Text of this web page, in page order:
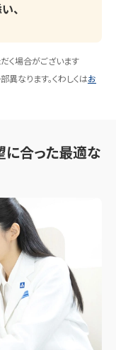
、
く場合がございます
なります。くわしくはお
に合った最適な